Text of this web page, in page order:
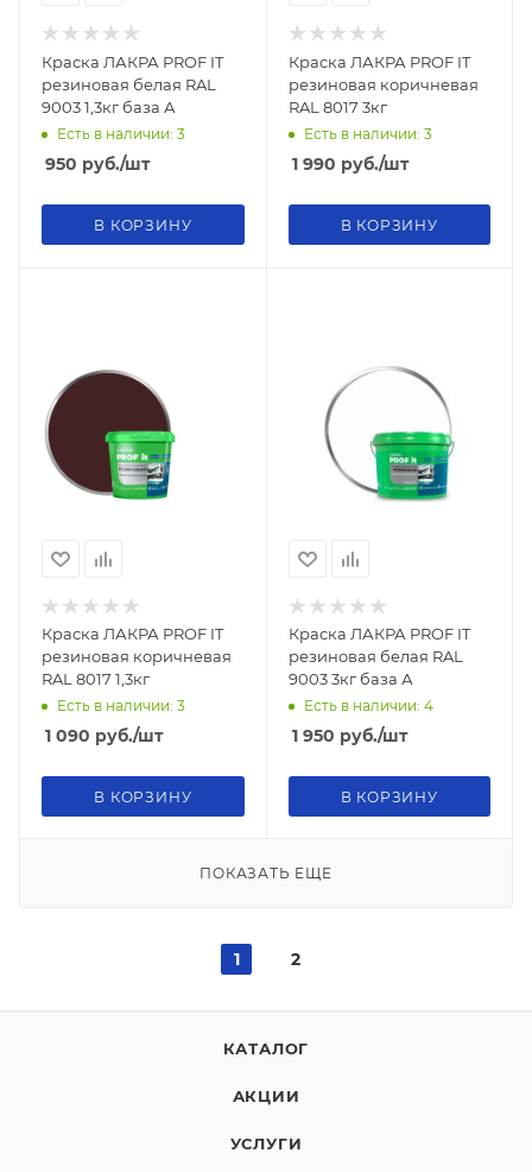
Краска ЛАКРА PROF IT
резиновая белая RAL
9003 1,3кг база А
Есть в наличии: 3
950 руб./шт
В КОРЗИНУ
Краска ЛАКРА PROF IT
резиновая коричневая
RAL 8017 3кг
Есть в наличии: 3
1 990 руб./шт
В КОРЗИНУ
Краска ЛАКРА PROF IT
резиновая коричневая
RAL 8017 1,3кг
Есть в наличии: 3
1 090 руб./шт
В КОРЗИНУ
Краска ЛАКРА PROF IT
резиновая белая RAL
9003 3кг база А
Есть в наличии: 4
1 950 руб./шт
В КОРЗИНУ
ПОКАЗАТЬ ЕЩЕ
1 2
КАТАЛОГ
АКЦИИ
УСЛУГИ